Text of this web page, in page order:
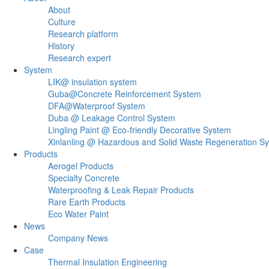
About
Culture
Research platform
History
Research expert
System
LIK@ insulation system
Guba@Concrete Reinforcement System
DFA@Waterproof System
Duba @ Leakage Control System
Lingling Paint @ Eco-friendly Decorative System
Xinlanling @ Hazardous and Solid Waste Regeneration
Products
Aerogel Products
Specialty Concrete
Waterproofing & Leak Repair Products
Rare Earth Products
Eco Water Paint
News
Company News
Case
Thermal Insulation Engineering